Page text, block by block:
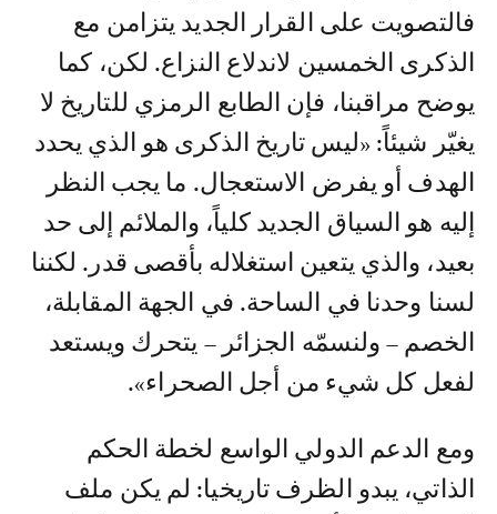
فالتصويت على القرار الجديد يتزامن مع
الذكرى الخمسين لاندلاع النزاع. لكن، كما
يوضح مراقبنا، فإن الطابع الرمزي للتاريخ لا
يغيّر شيئاً: «ليس تاريخ الذكرى هو الذي يحدد
الهدف أو يفرض الاستعجال. ما يجب النظر
إليه هو السياق الجديد كلياً، والملائم إلى حد
بعيد، والذي يتعين استغلاله بأقصى قدر. لكننا
لسنا وحدنا في الساحة. في الجهة المقابلة،
الخصم – ولنسمّه الجزائر – يتحرك ويستعد
لفعل كل شيء من أجل الصحراء».
ومع الدعم الدولي الواسع لخطة الحكم
الذاتي، يبدو الظرف تاريخيا: لم يكن ملف